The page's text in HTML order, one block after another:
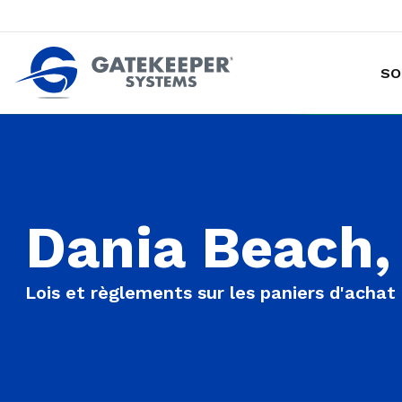
Dania
Lois et règlements sur les paniers d'achat